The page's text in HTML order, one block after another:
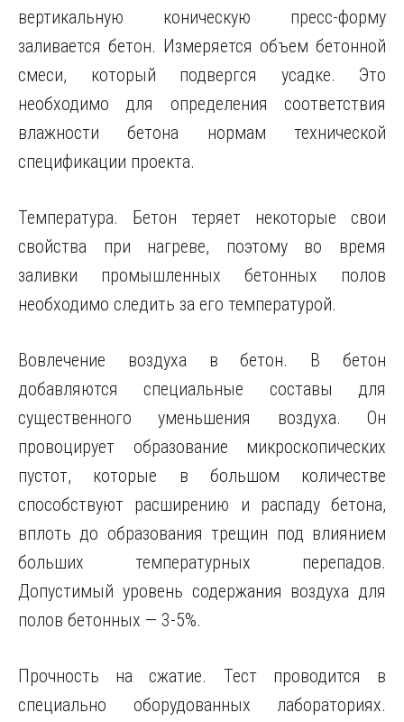
вертикальную коническую пресс-форму
заливается бетон. Измеряется объем бетонной
смеси, который подвергся усадке. Это
необходимо для определения соответствия
влажности бетона нормам технической
спецификации проекта.
Температура. Бетон теряет некоторые свои
свойства при нагреве, поэтому во время
заливки промышленных бетонных полов
необходимо следить за его температурой.
Вовлечение воздуха в бетон. В бетон
добавляются специальные составы для
существенного уменьшения воздуха. Он
провоцирует образование микроскопических
пустот, которые в большом количестве
способствуют расширению и распаду бетона,
вплоть до образования трещин под влиянием
больших температурных перепадов.
Допустимый уровень содержания воздуха для
полов бетонных — 3-5%.
Прочность на сжатие. Тест проводится в
специально оборудованных лабораториях.